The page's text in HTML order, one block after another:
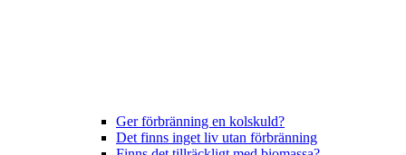
Ger förbränning en kolskuld?
Det finns inget liv utan förbränning